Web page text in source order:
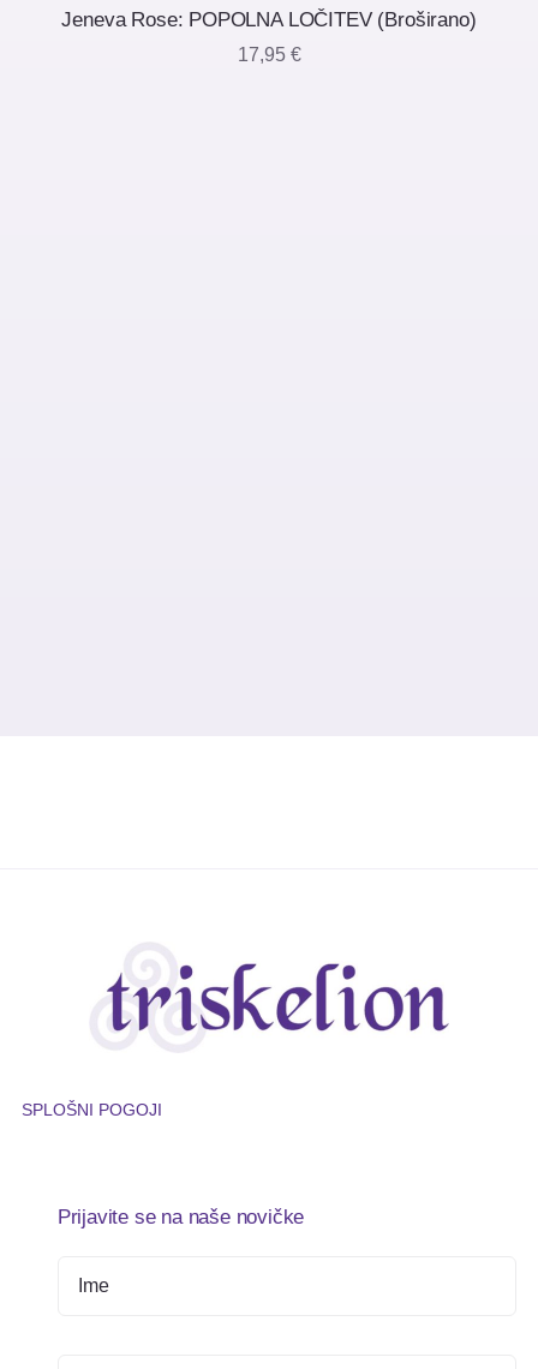
Jeneva Rose: POPOLNA LOČITEV (broširano)
17,95 €
SPLOŠNI POGOJI
Prijavite se na naše novičke